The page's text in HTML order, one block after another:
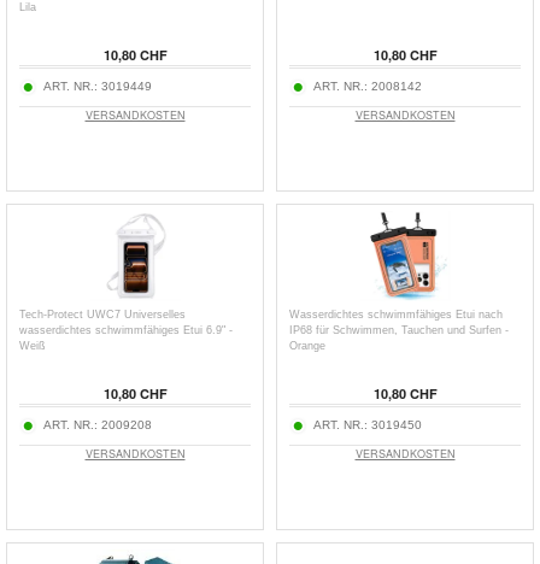
Lila
10,80 CHF
ART. NR.: 3019449
VERSANDKOSTEN
10,80 CHF
ART. NR.: 2008142
VERSANDKOSTEN
Tech-Protect UWC7 Universelles
wasserdichtes schwimmfähiges Etui 6.9" -
Weiß
10,80 CHF
ART. NR.: 2009208
VERSANDKOSTEN
Wasserdichtes schwimmfähiges Etui nach
IP68 für Schwimmen, Tauchen und Surfen -
Orange
10,80 CHF
ART. NR.: 3019450
VERSANDKOSTEN